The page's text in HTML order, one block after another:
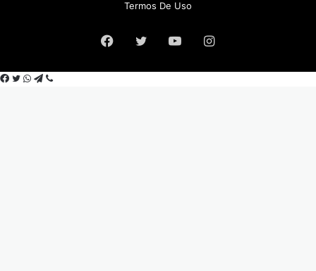
Termos De Uso
Facebook
Twitter YouTubeInstagram
Facebook
Twitter
WhatsApp
Telegram